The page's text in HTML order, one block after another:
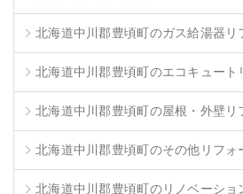
北海道中川郡豊頃町のガス給湯器リ
北海道中川郡豊頃町のエコキュート
北海道中川郡豊頃町の屋根・外壁リ
北海道中川郡豊頃町のその他リフォ
北海道中川郡豊頃町のリノベーショ